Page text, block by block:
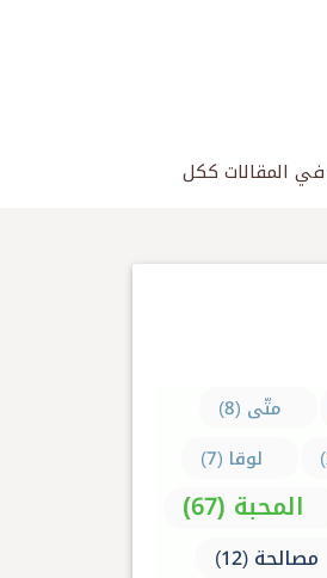
متّى (8)
لوقا (7)
المحبة (67)
مصالحة (12)